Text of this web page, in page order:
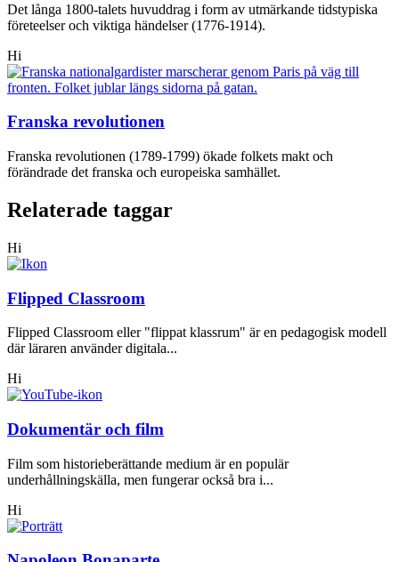
Det långa 1800-talets huvuddrag i form av utmärkande tidstypiska
företeelser och viktiga händelser (1776-1914).
Hi
Franska revolutionen
Franska revolutionen (1789-1799) ökade folkets makt och
förändrade det franska och europeiska samhället.
Relaterade taggar
Hi
Flipped Classroom
Flipped Classroom eller "flippat klassrum" är en pedagogisk modell
där läraren använder digitala...
Hi
Dokumentär och film
Film som historieberättande medium är en populär
underhållningskälla, men fungerar också bra i...
Hi